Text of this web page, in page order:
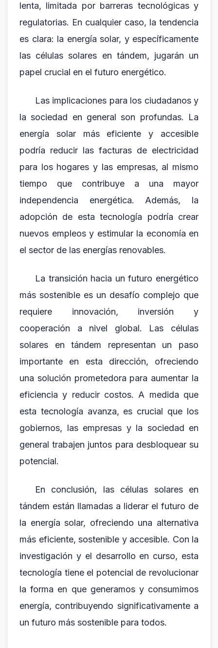
lenta, limitada por barreras tecnológicas y
regulatorias. En cualquier caso, la tendencia
es clara: la energía solar, y específicamente
las células solares en tándem, jugarán un
papel crucial en el futuro energético.
Las implicaciones para los ciudadanos y
la sociedad en general son profundas. La
energía solar más eficiente y accesible
podría reducir las facturas de electricidad
para los hogares y las empresas, al mismo
tiempo que contribuye a una mayor
independencia energética. Además, la
adopción de esta tecnología podría crear
nuevos empleos y estimular la economía en
el sector de las energías renovables.
La transición hacia un futuro energético
más sostenible es un desafío complejo que
requiere innovación, inversión y
cooperación a nivel global. Las células
solares en tándem representan un paso
importante en esta dirección, ofreciendo
una solución prometedora para aumentar la
eficiencia y reducir costos. A medida que
esta tecnología avanza, es crucial que los
gobiernos, las empresas y la sociedad en
general trabajen juntos para desbloquear su
potencial.
En conclusión, las células solares en
tándem están llamadas a liderar el futuro de
la energía solar, ofreciendo una alternativa
más eficiente, sostenible y accesible. Con la
investigación y el desarrollo en curso, esta
tecnología tiene el potencial de revolucionar
la forma en que generamos y consumimos
energía, contribuyendo significativamente a
un futuro más sostenible para todos.